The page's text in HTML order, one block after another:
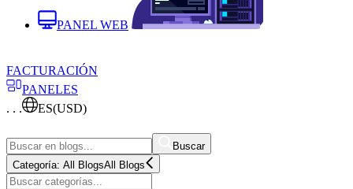
PANEL WEB
FACTURACIÓN
PANELES
. . .
ES(USD)
Buscar
Categoría: All BlogsAll Blogs